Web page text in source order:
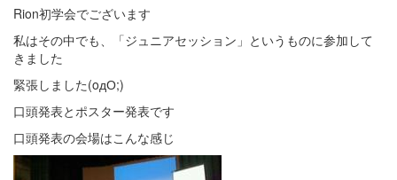
Rion初学会でございます
私はその中でも、「ジュニアセッション」というものに参加して
きました
緊張しました(οдО;)
口頭発表とポスター発表です
口頭発表の会場はこんな感じ